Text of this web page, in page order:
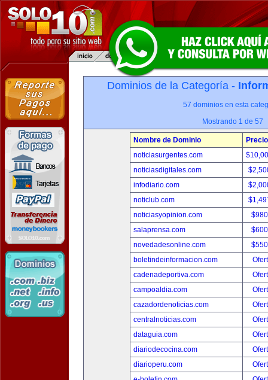
Dominios de la Categoría -
57 dominios en esta
Mostrando 1 de 57
Nombre de Dominio
Precio
noticiasurgentes.com
noticiasdigitales.com
infodiario.com
noticlub.com
noticiasyopinion.com
salaprensa.com
novedadesonline.com
boletindeinformacion.com
cadenadeportiva.com
campoaldia.com
cazadordenoticias.com
centralnoticias.com
dataguia.com
diariodecocina.com
diarioperu.com